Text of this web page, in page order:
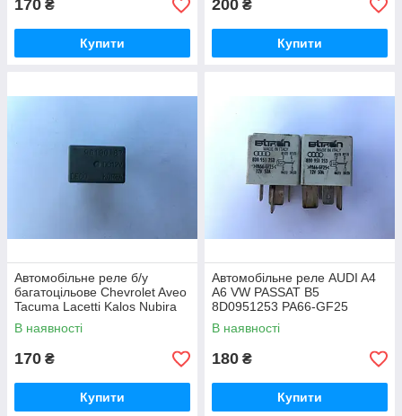
170 ₴
Купити
200 ₴
Купити
Автомобільне реле б/у
багатоцільове Chevrolet Aveo
Tacuma Lacetti Kalos Nubira
Leganza Evanda Epica
96190187
В наявності
170 ₴
Купити
Автомобільне реле AUDI A4
A6 VW PASSAT B5
8D0951253 PA66-GF25
No370 Bitron
В наявності
180 ₴
Купити